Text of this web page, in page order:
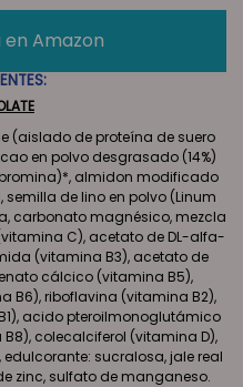
Amazon
(aislado de proteína de suero
en polvo desgrasado (14%)
almidon modificado
de lino en polvo (Linum
carbonato magnésico, mezcla
C), acetato de DL-alfa-
(vitamina B3), acetato de
cálcico (vitamina B5),
B6), riboflavina (vitamina B2),
acido pteroilmonoglutámico
colecalciferol (vitamina D),
sucralosa, jale real
zinc, sulfato de manganeso.